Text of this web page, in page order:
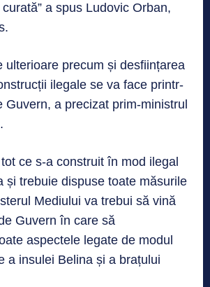
a spus Ludovic Orban,
ulterioare precum și desființarea
ilegale se va face printr-
Guvern, a precizat prim-ministrul
ce s-a construit în mod ilegal
și trebuie dispuse toate măsurile
Mediului va trebui să vină
Guvern în care să
aspectele legate de modul
a insulei Belina și a brațului